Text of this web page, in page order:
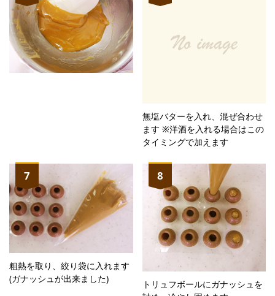
無塩バターを入れ、混ぜ合わせ
ます ※洋酒を入れる場合はこの
タイミングで加えます
7
粗熱を取り、絞り袋に入れます
(ガナッシュが出来ました)
8
トリュフボールにガナッシュを